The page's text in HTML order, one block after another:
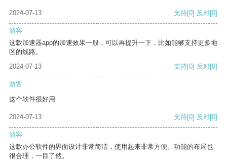
2024-07-13 支持[0] 反对[0]
游客
这款加速器app的加速效果一般，可以再提升一下，比如能够支持更多地
区的线路。
2024-07-13
支持[0] 反对[0]
游客
这个软件很好用
2024-07-13 支持[0] 反对[0]
游客
这款办公软件的界面设计非常简洁，使用起来非常方便。功能的布局也
很合理，一目了然。